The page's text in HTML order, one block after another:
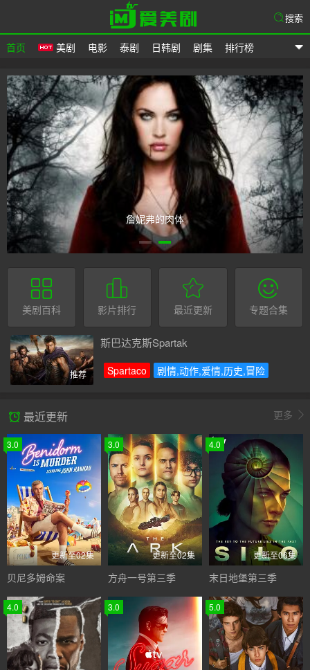
爱美剧
首页 美剧 电影 泰剧 日韩剧 剧集 排行榜
搜索
詹妮弗的肉体
美剧百科 影片排行 最近更新 专题合集
推荐
斯巴达克斯Spartak
Spartaco 剧情,动作,爱情,历史,冒险
最近更新 更多
3.0
更新至02集
贝尼多姆命案
3.0
更新至02集
方舟一号第三季
4.0
更新至06集
末日地堡第三季
4.0 3.0 5.0